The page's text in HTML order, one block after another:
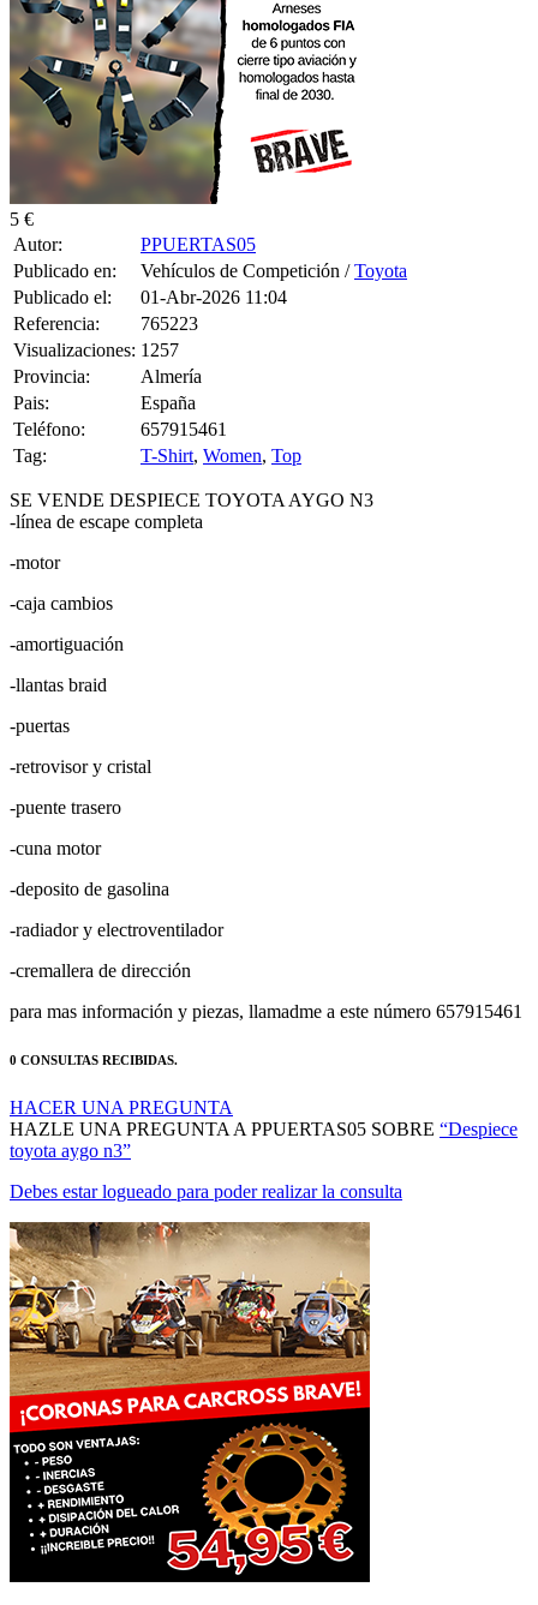
5 €
Autor:
Publicado en:
Vehículos de Competición /
Publicado el:
01-Abr-2026 11:04
Referencia:
765223
Visualizaciones:
1257
Provincia:
Almería
Pais:
España
Teléfono:
657915461
Tag:
T-Shirt,Women
SE VENDE DESPIECE TOYOTA AYGO N3
-línea de escape completa
-motor
-caja cambios
-amortiguación
-llantas braid
-puertas
-retrovisor y cristal
-puente trasero
-cuna motor
-deposito de gasolina
-radiador y electroventilador
-cremallera de dirección
para mas información y piezas, llamadme a este número 657915461
HAZLE UNA PREGUNTA A PPUERTAS05 SOBRE
toyota aygo n3”
Debes estar logueado para poder realizar la consulta